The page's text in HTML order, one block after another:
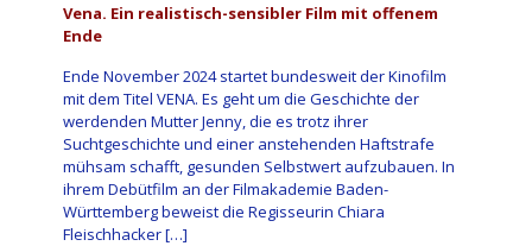
Vena. Ein realistisch-sensibler Film mit offenem
Ende
Ende November 2024 startet bundesweit der Kinofilm
mit dem Titel VENA. Es geht um die Geschichte der
werdenden Mutter Jenny, die es trotz ihrer
Suchtgeschichte und einer anstehenden Haftstrafe
mühsam schafft, gesunden Selbstwert aufzubauen. In
ihrem Debütfilm an der Filmakademie Baden-
Württemberg beweist die Regisseurin Chiara
Fleischhacker[…]